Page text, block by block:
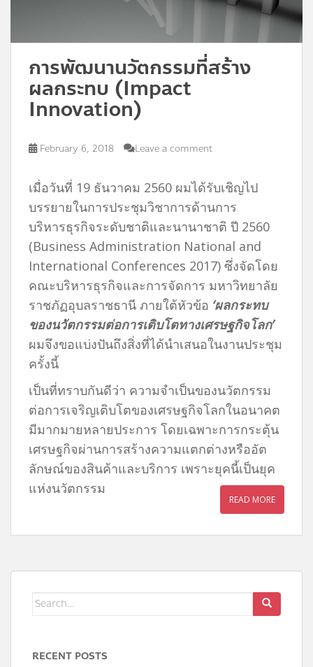
การพัฒนานวัตกรรมที่สร้าง
ผลกระทบ (Impact
Innovation)
February 6, 2018 Leave a comment
เมื่อวันที่ 19 ธันวาคม 2560 ผมได้รับเชิญไป
บรรยายในการประชุมวิชาการด้านการ
บริหารธุรกิจระดับชาติและนานาชาติ ปี 2560
(Business Administration National and
International Conferences 2017) ซึ่งจัดโดย
คณะบริหารธุรกิจและการจัดการ มหาวิทยาลัย
ราชภัฏอุบลราชธานี ภายใต้หัวข้อ ‘ผลกระทบ
ของนวัตกรรมต่อการเติบโตทางเศรษฐกิจโลก’
ผมจึงขอแบ่งปันถึงสิ่งที่ได้นำเสนอในงานประชุม
ครั้งนี้
เป็นที่ทราบกันดีว่า ความจำเป็นของนวัตกรรม
ต่อการเจริญเติบโตของเศรษฐกิจโลกในอนาคต
มีมากมายหลายประการ โดยเฉพาะการกระตุ้น
เศรษฐกิจผ่านการสร้างความแตกต่างหรืออัต
ลักษณ์ของสินค้าและบริการ เพราะยุคนี้เป็นยุค
แห่งนวัตกรรม
READ MORE
Search
for:
RECENT POSTS